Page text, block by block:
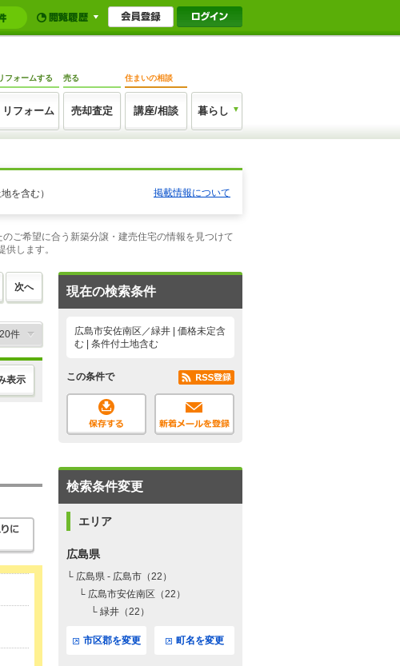
フォームする
リフォーム
売る
売却査定
住まいの相談
講座/相談 暮らし
を含む） 掲載情報について
ご希望に合う新築分譲・建売住宅の情報を見つけて
します。
次へ
表示
現在の検索条件
広島市安佐南区／緑井 | 価格未定含
む | 条件付土地含む
この条件で
検索条件変更
エリア
広島県
└ 広島県 - 広島市（22）
└ 広島市安佐南区（22）
└ 緑井（22）
市区郡を変更 町名を変更